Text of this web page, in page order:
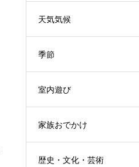
天気気候
季節
室内遊び
家族おでかけ
歴史・文化・芸術